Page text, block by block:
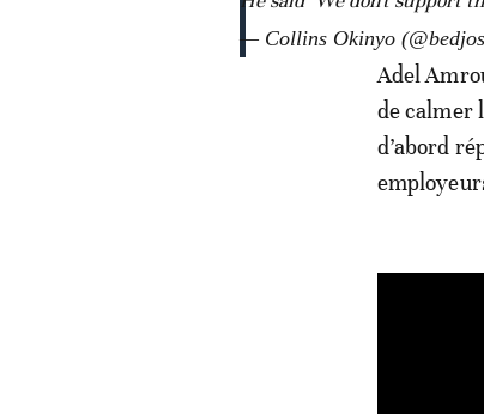
— Collins Okinyo
Adel
de calmer
d’abord